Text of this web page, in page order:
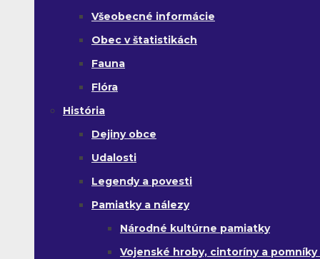
Všeobecné informácie
Obec v štatistikách
Fauna
Flóra
História
Dejiny obce
Udalosti
Legendy a povesti
Pamiatky a nálezy
Národné kultúrne pamiatky
Vojenské hroby, cintoríny a pomníky